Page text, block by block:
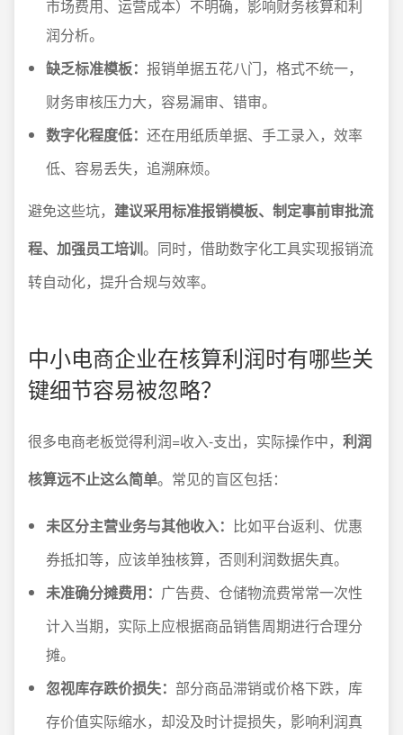
市场费用、运营成本）不明确，影响财务核算和利
润分析。
缺乏标准模板： 报销单据五花八门，格式不统一，
财务审核压力大，容易漏审、错审。
数字化程度低： 还在用纸质单据、手工录入，效率
低、容易丢失，追溯麻烦。
避免这些坑， 建议采用标准报销模板、制定事前审批流
程、加强员工培训。同时，借助数字化工具实现报销流
转自动化，提升合规与效率。
中小电商企业在核算利润时有哪些关
键细节容易被忽略？
很多电商老板觉得利润=收入-支出，实际操作中， 利润
核算远不止这么简单。常见的盲区包括：
未区分主营业务与其他收入： 比如平台返利、优惠
券抵扣等，应该单独核算，否则利润数据失真。
未准确分摊费用： 广告费、仓储物流费常常一次性
计入当期，实际上应根据商品销售周期进行合理分
摊。
忽视库存跌价损失： 部分商品滞销或价格下跌，库
存价值实际缩水，却没及时计提损失，影响利润真